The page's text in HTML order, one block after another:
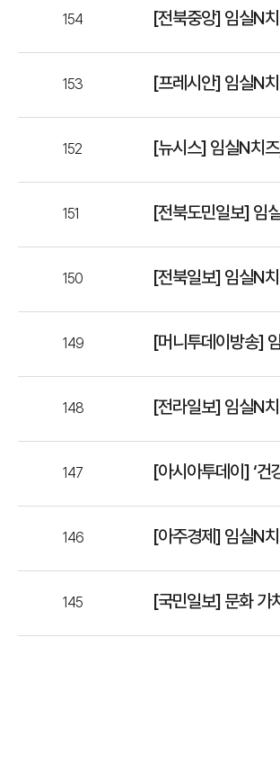
154 [전북중앙] 임실N
153 [프레시안] 임실N
152 [뉴시스] 임실N치
151 [전북도민일보] 임
150 [전북일보] 임실N
149 [머니투데이방송]
148 [전라일보] 임실N
147 [아시아투데이] ‘건
146 [아주경제] 임실N
145 [국민일보] 문화 가